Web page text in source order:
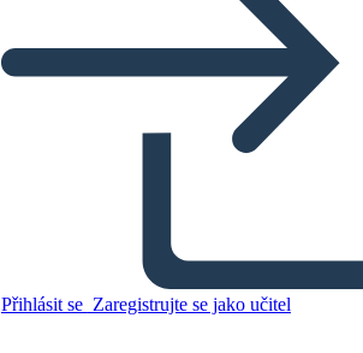
Přihlásit se Zaregistrujte se jako učitel
Zkopírujte tento scénář